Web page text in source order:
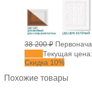
38 200₽
Текущая
Скидка 10%
Похожие товары